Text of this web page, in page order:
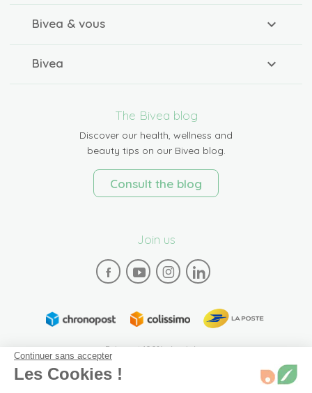
Bivea & vous
Bivea
The Bivea blog
Discover our health, wellness and
beauty tips on our Bivea blog.
Consult the blog
Join us
Paiement 100% sécurisé
Continuer sans accepter
Les Cookies !